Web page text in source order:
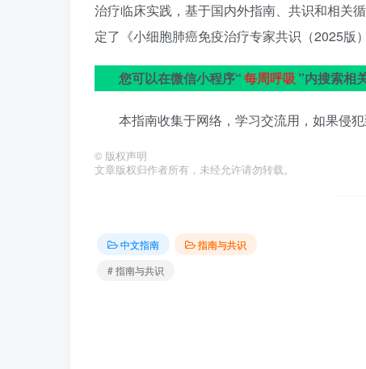
治疗临床实践，基于国内外指南、共识和相关
定了《小细胞肺癌免疫治疗专家共识（2025版
您可以在微信小程序“每周呼吸 ”内搜索相
本指南收集于网络，学习交流用，如果侵
© 版权声明
文章版权归作者所有，未经允许请勿转载。
中文指南
指南与共识
# 指南与共识